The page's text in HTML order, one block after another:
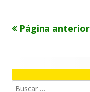
Paginación
entradas
Página anterior
Barra
Buscar: